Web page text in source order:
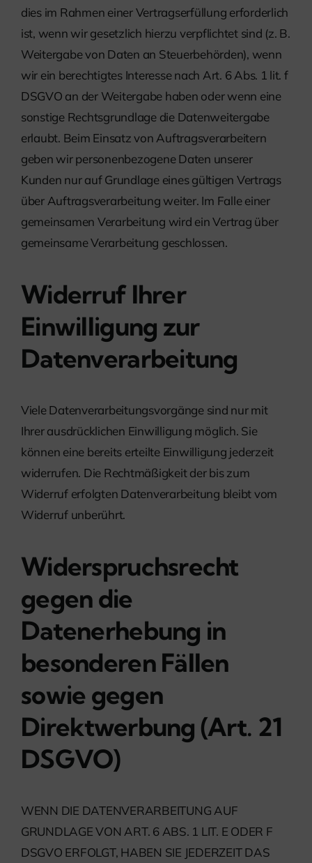
dies im Rahmen einer Vertragserfüllung erforderlich
ist, wenn wir gesetzlich hierzu verpflichtet sind (z. B.
Weitergabe von Daten an Steuerbehörden), wenn
wir ein berechtigtes Interesse nach Art. 6 Abs. 1 lit. f
DSGVO an der Weitergabe haben oder wenn eine
sonstige Rechtsgrundlage die Datenweitergabe
erlaubt. Beim Einsatz von Auftragsverarbeitern
geben wir personenbezogene Daten unserer
Kunden nur auf Grundlage eines gültigen Vertrags
über Auftragsverarbeitung weiter. Im Falle einer
gemeinsamen Verarbeitung wird ein Vertrag über
gemeinsame Verarbeitung geschlossen.
Widerruf Ihrer
Einwilligung zur
Datenverarbeitung
Viele Datenverarbeitungsvorgänge sind nur mit
Ihrer ausdrücklichen Einwilligung möglich. Sie
können eine bereits erteilte Einwilligung jederzeit
widerrufen. Die Rechtmäßigkeit der bis zum
Widerruf erfolgten Datenverarbeitung bleibt vom
Widerruf unberührt.
Widerspruchsrecht
gegen die
Datenerhebung in
besonderen Fällen
sowie gegen
Direktwerbung (Art. 21
DSGVO)
WENN DIE DATENVERARBEITUNG AUF
GRUNDLAGE VON ART. 6 ABS. 1 LIT. E ODER F
DSGVO ERFOLGT, HABEN SIE JEDERZEIT DAS